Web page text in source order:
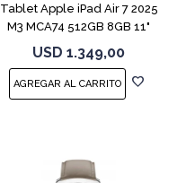
Tablet Apple iPad Air 7 2025
M3 MCA74 512GB 8GB 11"
USD 1.349,00